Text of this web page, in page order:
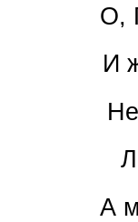
О,
И
А